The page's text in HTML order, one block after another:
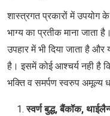
शास्त्रगत प्रकारों में उपयोग
भाग्य का प्रतीक माना जाता
उपहार में भी दिया जाता है और
है। इसमें कोई आश्चर्य नही है
भक्ति व समर्पण स्वरुप अमूल्य
स्वर्ण बुद्ध, बैंकॉक,